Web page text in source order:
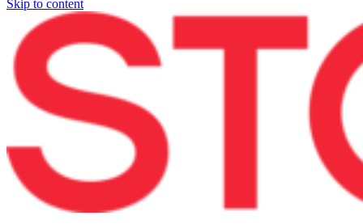
Skip to content